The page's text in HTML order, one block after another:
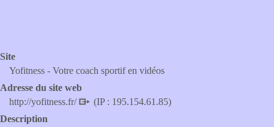
Site
Yofitness - Votre coach sportif en vidéos
Adresse du site web
http://yofitness.fr/
(IP : 195.154.61.85)
Description